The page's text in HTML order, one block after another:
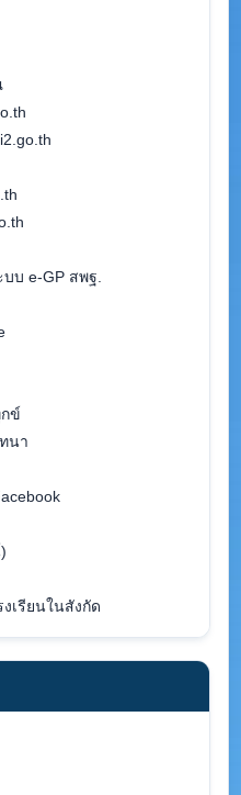
บ e-GP สพฐ.
ข์
นา
เรียนในสังกัด